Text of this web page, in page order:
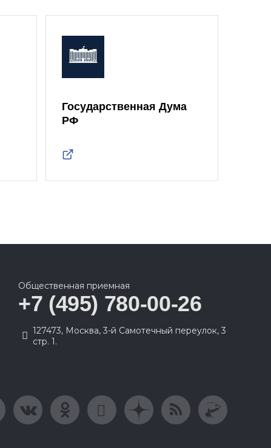
Государственная Дума
РФ
Общественная приемная
+7 (495) 780-00-26
127473, Москва, 3-й Самотечный переулок, 3
стр. 1.